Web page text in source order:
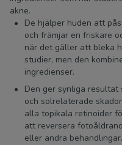
akne.
De hjälper huden att
och främjar en friskare
när det gäller att bleka
studier, men den
ingredienser.
Den ger synliga
och solrelaterade
alla topikala retinoider
att reversera
eller andra behandlingar.